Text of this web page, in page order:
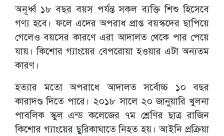
অনূর্ধ্ব ১৮ বছর বয়স পর্যন্ত সকল ব্যক্তি শিশু হিসেবে
গণ্য হবে। ফলে এদের অপরাধ প্রাপ্ত বয়স্কদের ছাপিয়ে
গেলেও বয়সের কারণে এরা আদালত থেকে পার পেয়ে
যায়। কিশোর গ্যাংয়ের বেপরোয়া হওয়ার এটা অন্যতম
কারণ।
হত্যার মতো অপরাধে আদালত সর্বোচ্চ ১০ বছর
কারাদণ্ড দিতে পারে। ২০১৮ সালে ২০ জানুয়ারি খুলনা
পাবলিক স্কুল এন্ড কলেজের ৭ম শ্রেণির ছাত্র রাজিন
কিশোর গ্যাংয়ের ছুরিকাঘাতে নিহত হয়। আইনি প্রক্রিয়া